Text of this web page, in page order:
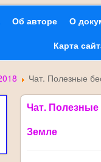
Об авторе
О
Карта
Чат. Полезные
Чат.
Земле